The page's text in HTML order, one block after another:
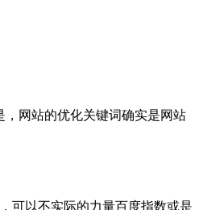
，网站的优化关键词确实是网站
可以不实际的力量百度指数或是